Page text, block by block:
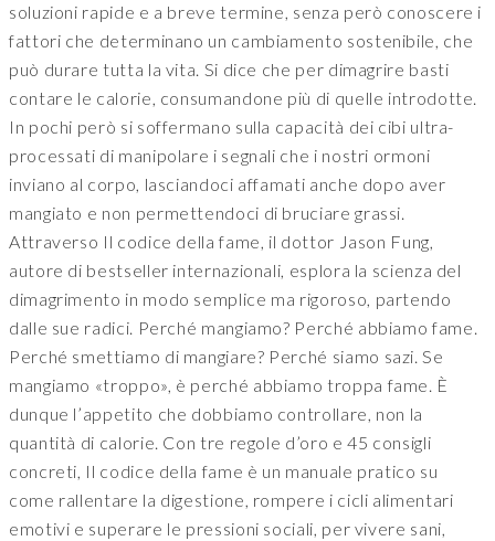
soluzioni rapide e a breve termine, senza però conoscere i
fattori che determinano un cambiamento sostenibile, che
può durare tutta la vita. Si dice che per dimagrire basti
contare le calorie, consumandone più di quelle introdotte.
In pochi però si soffermano sulla capacità dei cibi ultra-
processati di manipolare i segnali che i nostri ormoni
inviano al corpo, lasciandoci affamati anche dopo aver
mangiato e non permettendoci di bruciare grassi.
Attraverso Il codice della fame, il dottor Jason Fung,
autore di bestseller internazionali, esplora la scienza del
dimagrimento in modo semplice ma rigoroso, partendo
dalle sue radici. Perché mangiamo? Perché abbiamo fame.
Perché smettiamo di mangiare? Perché siamo sazi. Se
mangiamo «troppo», è perché abbiamo troppa fame. È
dunque l’appetito che dobbiamo controllare, non la
quantità di calorie. Con tre regole d’oro e 45 consigli
concreti, Il codice della fame è un manuale pratico su
come rallentare la digestione, rompere i cicli alimentari
emotivi e superare le pressioni sociali, per vivere sani,